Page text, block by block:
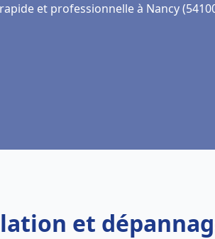
et professionnelle à Nancy
et